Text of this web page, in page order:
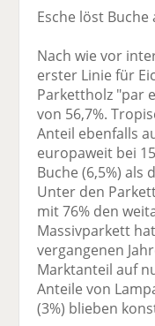
Esche löst Buche
Nach wie vor
erster Linie für
Parkettholz "par
von 56,7%.
Anteil ebenfalls
europaweit bei
Buche (6,5%)
Unter den
mit 76% den
Massivparkett
vergangenen
Marktanteil auf
Anteile von
(3%) blieben